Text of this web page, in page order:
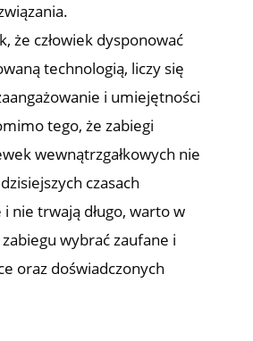
że człowiek dysponować
technologią, liczy się
i umiejętności
tego, że zabiegi
wewnątrzgałkowych nie
czasach
nie trwają długo, warto w
wybrać zaufane i
oraz doświadczonych